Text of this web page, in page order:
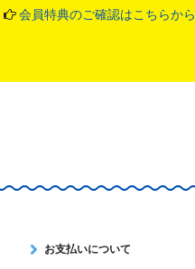
会員特典のご確認はこちらから
お支払いについて